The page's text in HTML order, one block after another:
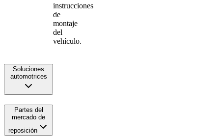
instrucciones
de
montaje
del
vehículo.
Soluciones
automotrices
Partes del
mercado de
reposición